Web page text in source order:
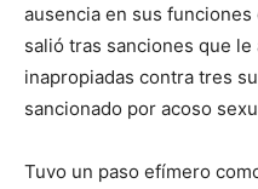
ausencia en sus
salió tras sanciones que
inapropiadas contra tres
sancionado por acoso
Tuvo un paso efímero